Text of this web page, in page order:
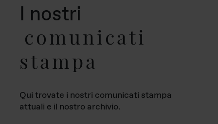
I nostri
comunicati
stampa
Qui trovate i nostri comunicati stampa
attuali e il nostro archivio.